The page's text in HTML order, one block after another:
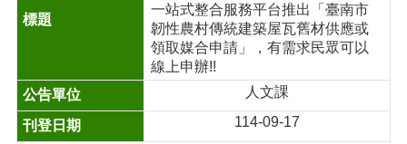
一站式整合服務平台推出「臺南市
韌性農村傳統建築屋瓦舊材供應或
領取媒合申請」，有需求民眾可以
線上申辦!!
人文課
114-09-17